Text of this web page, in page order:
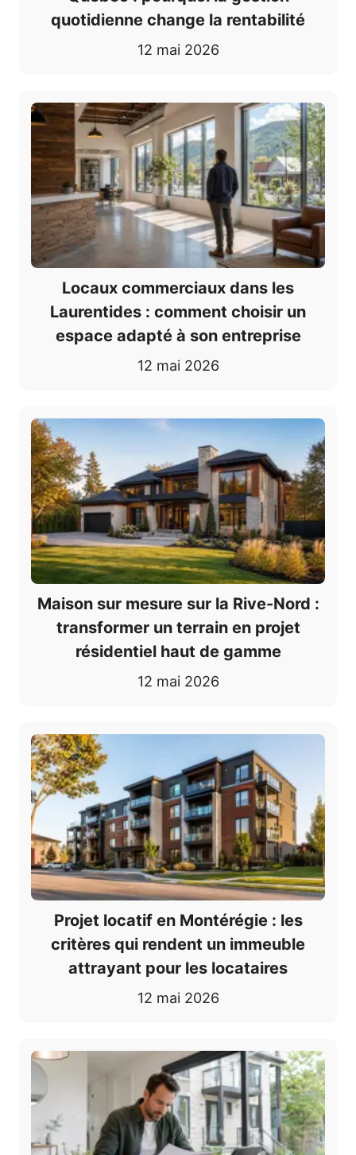
quotidienne change la rentabilité
12 mai 2026
Locaux commerciaux dans les
Laurentides : comment choisir un
espace adapté à son entreprise
12 mai 2026
Maison sur mesure sur la Rive-Nord :
transformer un terrain en projet
résidentiel haut de gamme
12 mai 2026
Projet locatif en Montérégie : les
critères qui rendent un immeuble
attrayant pour les locataires
12 mai 2026